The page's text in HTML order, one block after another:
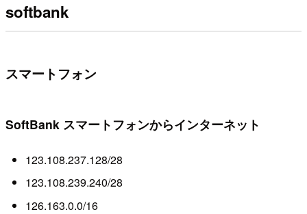
softbank
スマートフォン
SoftBank スマートフォンからインターネット
123.108.237.128/28
123.108.239.240/28
126.163.0.0/16